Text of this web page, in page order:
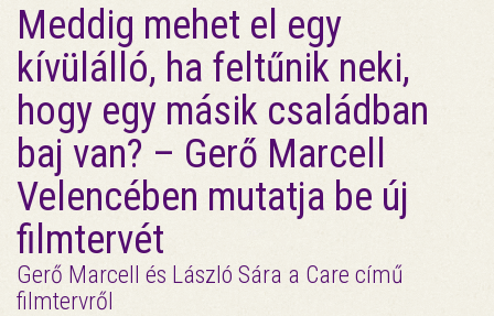
Meddig mehet el egy
kívülálló, ha feltűnik neki,
hogy egy másik családban
baj van? – Gerő Marcell
Velencében mutatja be új
filmtervét
Gerő Marcell és László Sára a Care című
filmtervről